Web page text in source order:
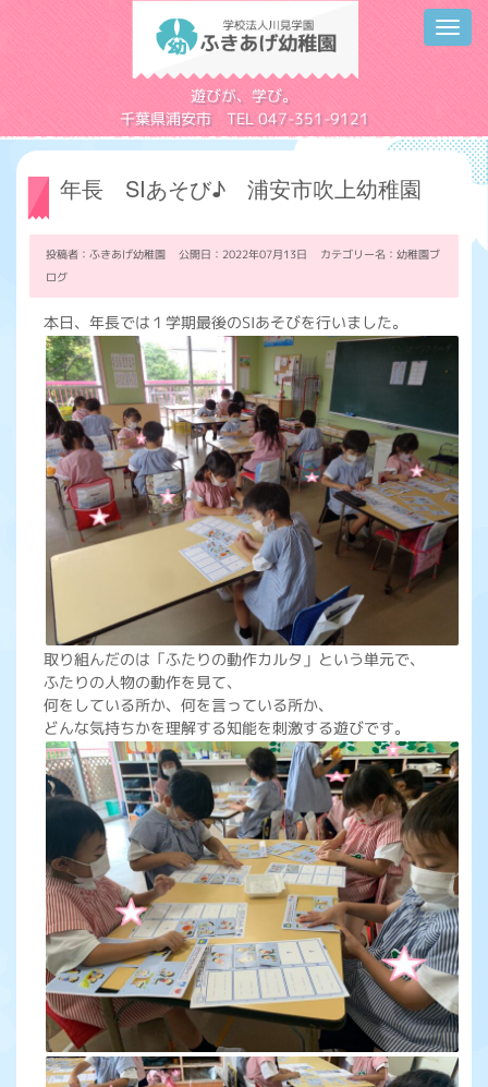
遊びが、学び。
千葉県浦安市 TEL 047-351-9121
年長 SIあそび♪ 浦安市吹上幼稚園
投稿者：ふきあげ幼稚園 公開日：2022年07月13日 カテゴリー名： 幼稚園ブ
ログ
本日、年長では１学期最後のSIあそびを行いました。
取り組んだのは「ふたりの動作カルタ」という単元で、
ふたりの人物の動作を見て、
何をしている所か、何を言っている所か、
どんな気持ちかを理解する知能を刺激する遊びです。